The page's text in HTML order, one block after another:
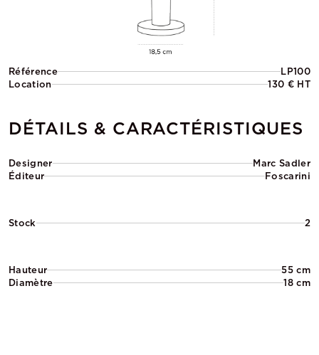
Référence
LP100
Location
130 € HT
DÉTAILS & CARACTÉRISTIQUES
Designer
Marc Sadler
Éditeur
Foscarini
Stock 2
Hauteur
55 cm
Diamètre
18 cm